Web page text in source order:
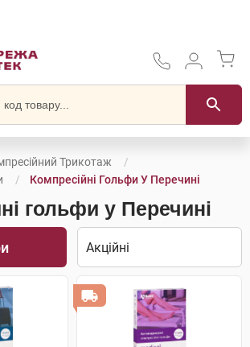
Трикотаж
Компресійні Гольфи У Перечині
гольфи у Перечині